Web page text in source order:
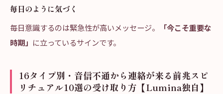
毎日のように気づく
毎日意識するのは緊急性が高いメッセージ。
「今こそ重要な
時期」 に立っているサインです。
16タイプ別・音信不通から連絡が来る前兆スピ
リチュアル10選の受け取り方【Lumina独自】